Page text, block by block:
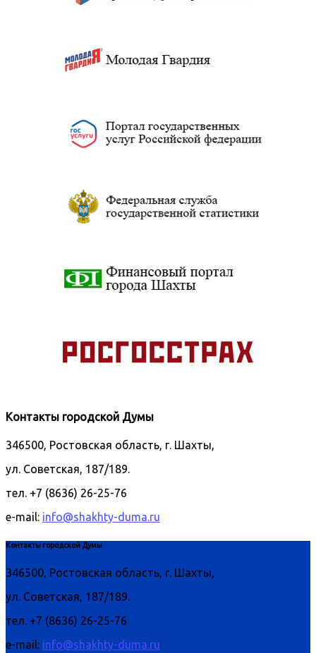
Контакты городской Думы
346500, Ростовская область, г. Шахты,
ул. Советская, 187/189.
тел. +7 (8636) 26-25-76
e-mail: info@shakhty-duma.ru
Контакты городской Думы
346500, Ростовская область, г. Шахты,
ул. Советская, 187/189.
тел. +7 (8636) 26-25-76
e-mail: info@shakhty-duma.ru